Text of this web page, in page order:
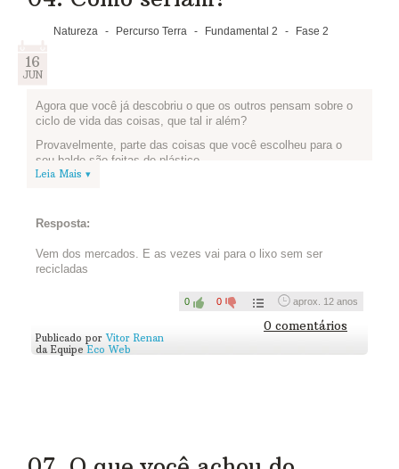
Assista...
Natureza - Percurso Terra - Fundamental 2 - Fase 2
16
JUN
Agora que você já descobriu o que os outros pensam sobre o
ciclo de vida das coisas, que tal ir além?
Provavelmente, parte das coisas que você escolheu para o
seu balde são feitas de plástico.
seriam? O que mudaria? Como embalaríamos as coisas?
Assista ao vídeo abaixo para entender melhor. Vale também
pesquisar, usar sua criatividade e responder em texto ou em
Leia Mais ▾
Resposta:
Vem dos mercados. E as vezes vai para o lixo sem ser
recicladas
0 0 aprox. 12 anos
0 comentários
Publicado por Vitor Renan
da Equipe Eco Web